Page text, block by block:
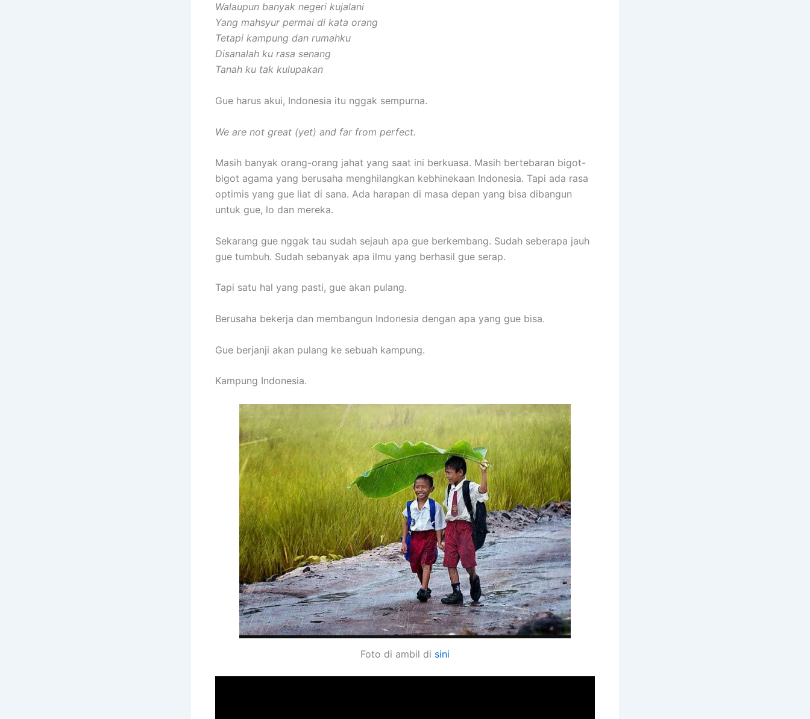
Walaupun banyak negeri kujalani
Yang mahsyur permai di kata orang
Tetapi kampung dan rumahku
Disanalah ku rasa senang
Tanah ku tak kulupakan
Gue harus akui, Indonesia itu nggak sempurna.
We are not great (yet) and far from perfect.
Masih banyak orang-orang jahat yang saat ini berkuasa. Masih bertebaran bigot-
bigot agama yang berusaha menghilangkan kebhinekaan Indonesia. Tapi ada rasa
optimis yang gue liat di sana. Ada harapan di masa depan yang bisa dibangun
untuk gue, lo dan mereka.
Sekarang gue nggak tau sudah sejauh apa gue berkembang. Sudah seberapa jauh
gue tumbuh. Sudah sebanyak apa ilmu yang berhasil gue serap.
Tapi satu hal yang pasti, gue akan pulang.
Berusaha bekerja dan membangun Indonesia dengan apa yang gue bisa.
Gue berjanji akan pulang ke sebuah kampung.
Kampung Indonesia.
Foto di ambil di sini